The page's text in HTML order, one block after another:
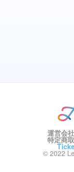
運営会社
特定商
© 2022